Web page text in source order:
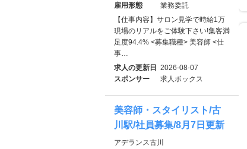
雇用形態
業務委託
【仕事内容】サロン見学で時給1万
現場のリアルをご体験下さい!集客満
足度94.4% <募集職種> 美容師 <仕
事…
求人の更新日 2026-08-07
スポンサー
求人ボックス
美容師・スタイリスト/古
川駅/社員募集/8月7日更新
アデランス古川